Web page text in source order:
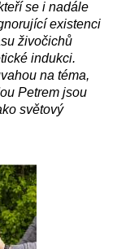
se i nadále
existenci
živočichů
indukci.
na téma,
Petrem jsou
světový